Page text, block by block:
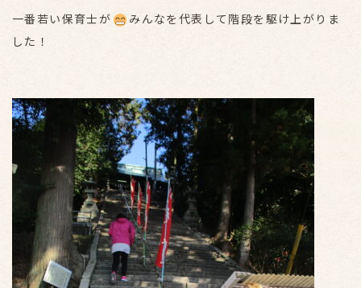
一番若い保育士が
みんなを代表して階段を駆け上がりま
した！